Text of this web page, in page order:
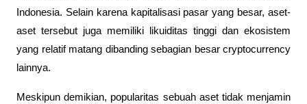
Indonesia. Selain karena kapitalisasi pasar yang besar, aset-
aset tersebut juga memiliki likuiditas tinggi dan ekosistem
yang relatif matang dibanding sebagian besar cryptocurrency
lainnya.
Meskipun demikian, popularitas sebuah aset tidak menjamin